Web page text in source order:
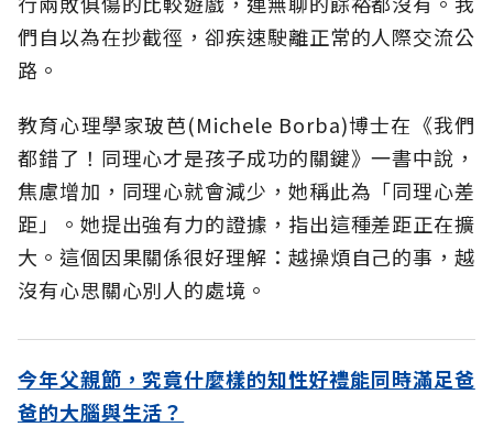
們自以為在抄截徑，卻疾速駛離正常的人際交流公
路。
教育心理學家玻芭(Michele Borba)博士在《我們
都錯了！同理心才是孩子成功的關鍵》一書中說，
焦慮增加，同理心就會減少，她稱此為「同理心差
距」。她提出強有力的證據，指出這種差距正在擴
大。這個因果關係很好理解：越操煩自己的事，越
沒有心思關心別人的處境。
今年父親節，究竟什麼樣的知性好禮能同時滿足爸
爸的大腦與生活？